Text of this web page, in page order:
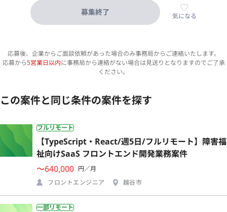
募集終了 気になる
応募後、企業からご面談依頼があった場合のみ事務局からご連絡いたします。
応募から5営業日以内に事務局から連絡がない場合は見送りとなりますのでご了承
ください。
この案件と同じ条件の案件を探す
フルリモート
【TypeScript・React/週5日/フルリモート】障害福
祉向けSaaS フロントエンド開発業務案件
〜640,000 円／月
フロントエンジニア
越谷市
一部リモート